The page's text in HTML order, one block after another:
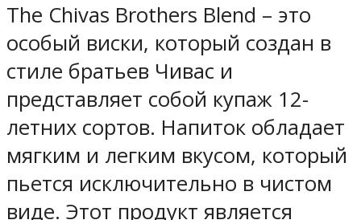
The Chivas Brothers Blend – это
особый виски, который создан в
стиле братьев Чивас и
представляет собой купаж 12-
летних сортов. Напиток обладает
мягким и легким вкусом, который
пьется исключительно в чистом
виде. Этот продукт является